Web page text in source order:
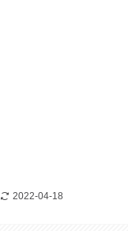
2022-04-18